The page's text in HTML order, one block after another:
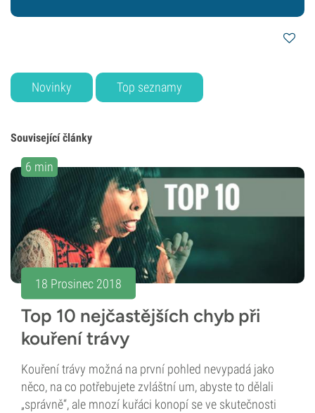
Novinky Top seznamy
Související články
6 min
18 Prosinec 2018
Top 10 nejčastějších chyb při
kouření trávy
Kouření trávy možná na první pohled nevypadá jako
něco, na co potřebujete zvláštní um, abyste to dělali
„správně“, ale mnozí kuřáci konopí se ve skutečnosti